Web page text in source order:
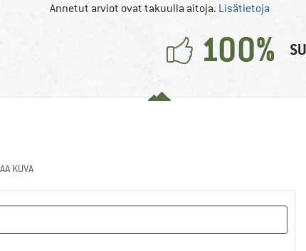
Annetut arviot ovat takuulla aitoja. Lisätietoja
100%
KUVA